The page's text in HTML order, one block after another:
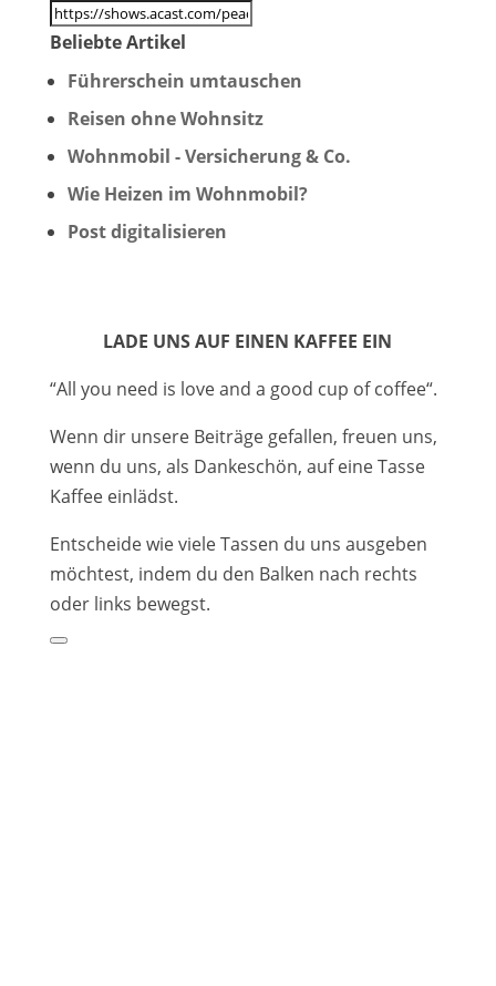
Beliebte Artikel
Führerschein umtauschen
Reisen ohne Wohnsitz
Wohnmobil - Versicherung & Co.
Wie Heizen im Wohnmobil?
Post digitalisieren
LADE UNS AUF EINEN KAFFEE EIN
“All you need is love and a good cup of coffee“.
Wenn dir unsere Beiträge gefallen, freuen uns,
wenn du uns, als Dankeschön, auf eine Tasse
Kaffee einlädst.
Entscheide wie viele Tassen du uns ausgeben
möchtest, indem du den Balken nach rechts
oder links bewegst.